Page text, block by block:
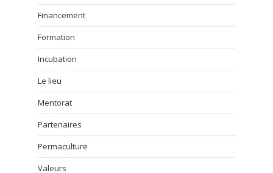
Financement
Formation
Incubation
Le lieu
Mentorat
Partenaires
Permaculture
Valeurs